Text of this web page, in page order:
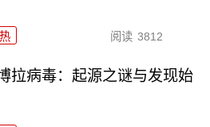
阅读 3812
拉病毒：起源之谜与发现始